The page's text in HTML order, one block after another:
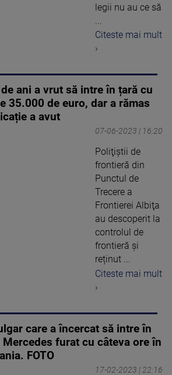
legii nu au ce să
Citeste mai mult
›
ani a vrut să intre în țară cu
35.000 de euro, dar a rămas
a avut
07-06-2023 | 16:20
Poliţiştii de
frontieră din
Punctul de
Trecere a
Frontierei Albiţa
au descoperit la
controlul de
frontieră şi
reținut ...
Citeste mai mult
›
care a încercat să intre în
Mercedes furat cu câteva ore în
FOTO
17-02-2023 | 22:16